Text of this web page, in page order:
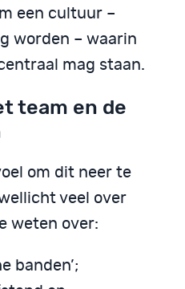
een cultuur –
worden – waarin
mag staan.
team en de
om dit neer te
veel over
weten over:
banden’;